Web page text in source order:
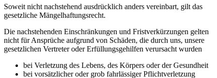
Soweit nicht nachstehend ausdrücklich anders vereinbart, gilt das
gesetzliche Mängelhaftungsrecht.
Die nachstehenden Einschränkungen und Fristverkürzungen gelten
nicht für Ansprüche aufgrund von Schäden, die durch uns, unsere
gesetzlichen Vertreter oder Erfüllungsgehilfen verursacht wurden
bei Verletzung des Lebens, des Körpers oder der Gesundheit
bei vorsätzlicher oder grob fahrlässiger Pflichtverletzung